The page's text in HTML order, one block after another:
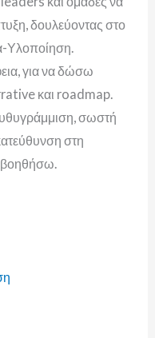
δουλεύοντας στο
Υλοποίηση.
για να δώσω
και roadmap.
σωστή
στη
βοηθήσω.